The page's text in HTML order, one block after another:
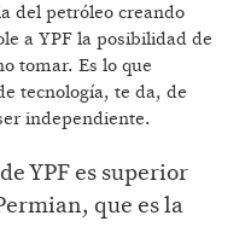
del petróleo creando
a YPF la posibilidad de
tomar. Es lo que
tecnología, te da, de
independiente.
YPF es superior
que es la